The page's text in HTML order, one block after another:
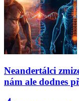
Neandertálci
nám ale dodnes